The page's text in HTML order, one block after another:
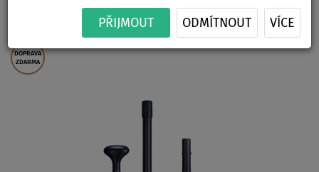
PŘIJMOUT ODMÍTNOUT VÍCE
paddleboard
DOPRAVA
ZDARMA